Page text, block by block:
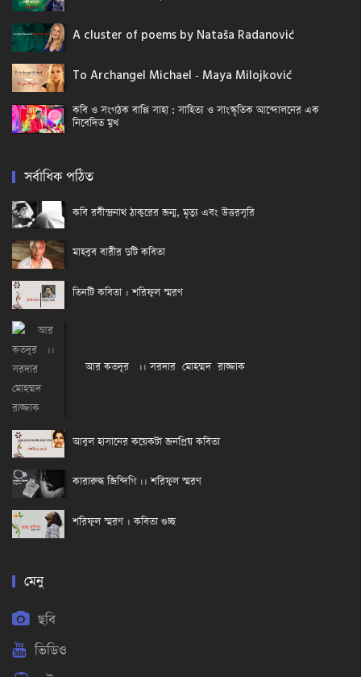
A cluster of poems by Nataša Radanović
To Archangel Michael - Maya Milojković
কবি ও সংগঠক বাপ্পি সাহা : সাহিত্য ও সাংস্কৃতিক আন্দোলনের এক
নিবেদিত মুখ
সর্বাধিক পঠিত
কবি রবীন্দ্রনাথ ঠাকুরের জন্ম, মৃত্যু এবং উত্তরসূরি
মাহবুব বারীর দুটি কবিতা
তিনটি কবিতা । শরিফুল স্মরণ
আর কতদূর ।। সরদার মোহম্মদ রাজ্জাক
আবুল হাসানের কয়েকটা জনপ্রিয় কবিতা
কারারুদ্ধ জিন্দিগি ।। শরিফুল স্মরণ
শরিফুল স্মরণ । কবিতা গুচ্ছ
মেনু
ছবি
ভিডিও